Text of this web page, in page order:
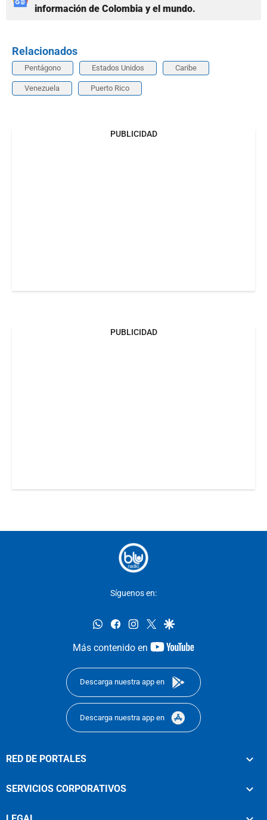
información de Colombia y el mundo.
Relacionados
Pentágono Estados Unidos Caribe
Venezuela Puerto Rico
PUBLICIDAD
PUBLICIDAD
Síguenos en:
whatsappfacebookinstagram
twittergoogle
Más contenido en
youtube-
Descarga nuestra app en
Descarga nuestra app en
RED DE PORTALES
SERVICIOS CORPORATIVOS